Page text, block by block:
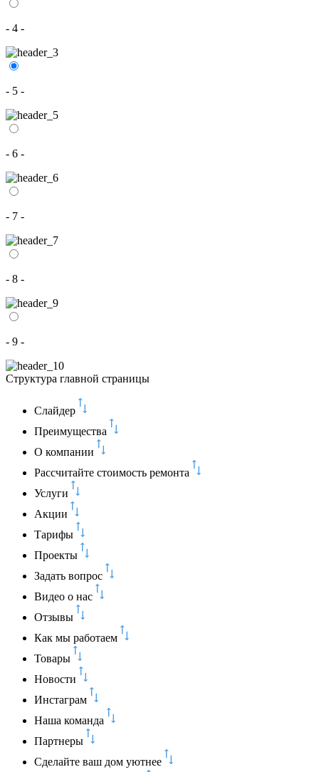
- 4 -
- 5 -
- 6 -
- 7 -
- 8 -
- 9 -
Структура главной страницы
Слайдер
Преимущества
О компании
Рассчитайте стоимость ремонта
Услуги
Акции
Тарифы
Проекты
Задать вопрос
Видео о нас
Отзывы
Как мы работаем
Товары
Новости
Инстаграм
Наша команда
Партнеры
Сделайте ваш дом уютнее